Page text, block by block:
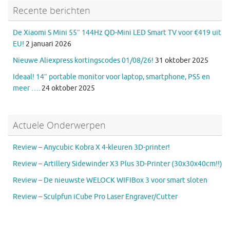
Recente berichten
De Xiaomi S Mini 55″ 144Hz QD-Mini LED Smart TV voor €419 uit
EU! 2 januari 2026
Nieuwe Aliexpress kortingscodes 01/08/26! 31 oktober 2025
Ideaal! 14″ portable monitor voor laptop, smartphone, PS5 en
meer …. 24 oktober 2025
Actuele Onderwerpen
Review – Anycubic Kobra X 4-kleuren 3D-printer!
Review – Artillery Sidewinder X3 Plus 3D-Printer (30x30x40cm!!)
Review – De nieuwste WELOCK WIFIBox 3 voor smart sloten
Review – Sculpfun iCube Pro Laser Engraver/Cutter